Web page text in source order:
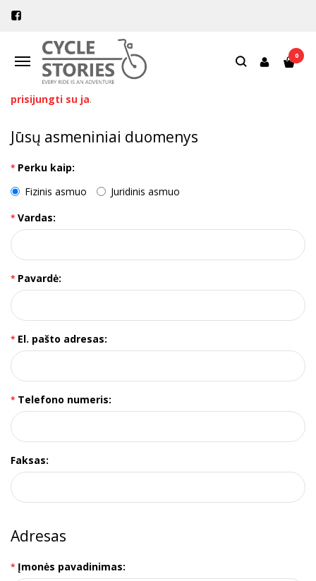
Navigacija
0
NAUJO KLIENTO REGISTRACIJA
Pagrindinis Paskyra Registruoti paskyrą
Jeigu turite kliento paskyrą mūsų el. parduotuvėje, prašome
prisijungti su ja.
Jūsų asmeniniai duomenys
Perku kaip:
Fizinis asmuo
Juridinis asmuo
Vardas:
Pavardė:
El. pašto adresas:
Telefono numeris:
Faksas:
Adresas
Įmonės pavadinimas: